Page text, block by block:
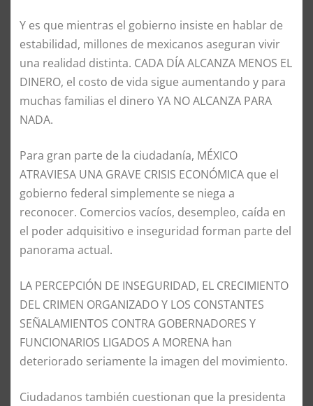
Y es que mientras el gobierno insiste en hablar de
estabilidad, millones de mexicanos aseguran vivir
una realidad distinta. CADA DÍA ALCANZA MENOS EL
DINERO, el costo de vida sigue aumentando y para
muchas familias el dinero YA NO ALCANZA PARA
NADA.
Para gran parte de la ciudadanía, MÉXICO
ATRAVIESA UNA GRAVE CRISIS ECONÓMICA que el
gobierno federal simplemente se niega a
reconocer. Comercios vacíos, desempleo, caída en
el poder adquisitivo e inseguridad forman parte del
panorama actual.
LA PERCEPCIÓN DE INSEGURIDAD, EL CRECIMIENTO
DEL CRIMEN ORGANIZADO Y LOS CONSTANTES
SEÑALAMIENTOS CONTRA GOBERNADORES Y
FUNCIONARIOS LIGADOS A MORENA han
deteriorado seriamente la imagen del movimiento.
Ciudadanos también cuestionan que la presidenta